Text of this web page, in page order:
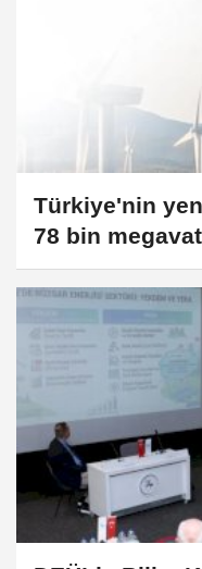
Türkiye'nin
78 bin